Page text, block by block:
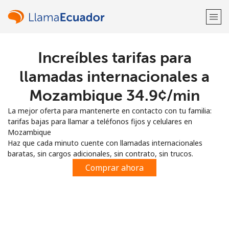
¡Bienvenido!
Regístrate con
o
Increíbles tarifas para
llamadas internacionales a
Mozambique ⁦34.9¢⁩/min
La mejor oferta para mantenerte en contacto con tu familia:
tarifas bajas para llamar a teléfonos fijos y celulares en
Mozambique
Haz que cada minuto cuente con llamadas internacionales
baratas, sin cargos adicionales, sin contrato, sin trucos.
Comprar ahora